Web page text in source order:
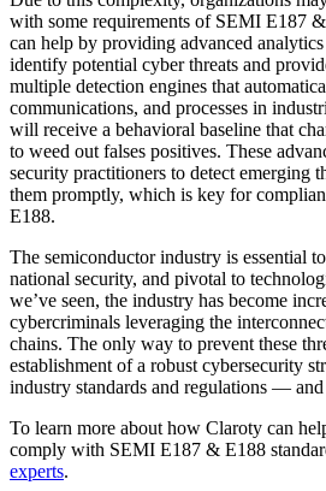
with some requirements of SEMI E187
can help by providing advanced
identify potential cyber threats and
multiple detection engines that
communications, and processes in
will receive a behavioral baseline that
to weed out falses positives. These
security practitioners to detect emerging
them promptly, which is key for
E188.
The semiconductor industry is essential
national security, and pivotal to
we’ve seen, the industry has become
cybercriminals leveraging the
chains. The only way to prevent these
establishment of a robust cybersecurity
industry standards and regulations —
To learn more about how Claroty can
comply with SEMI E187 & E188
experts.